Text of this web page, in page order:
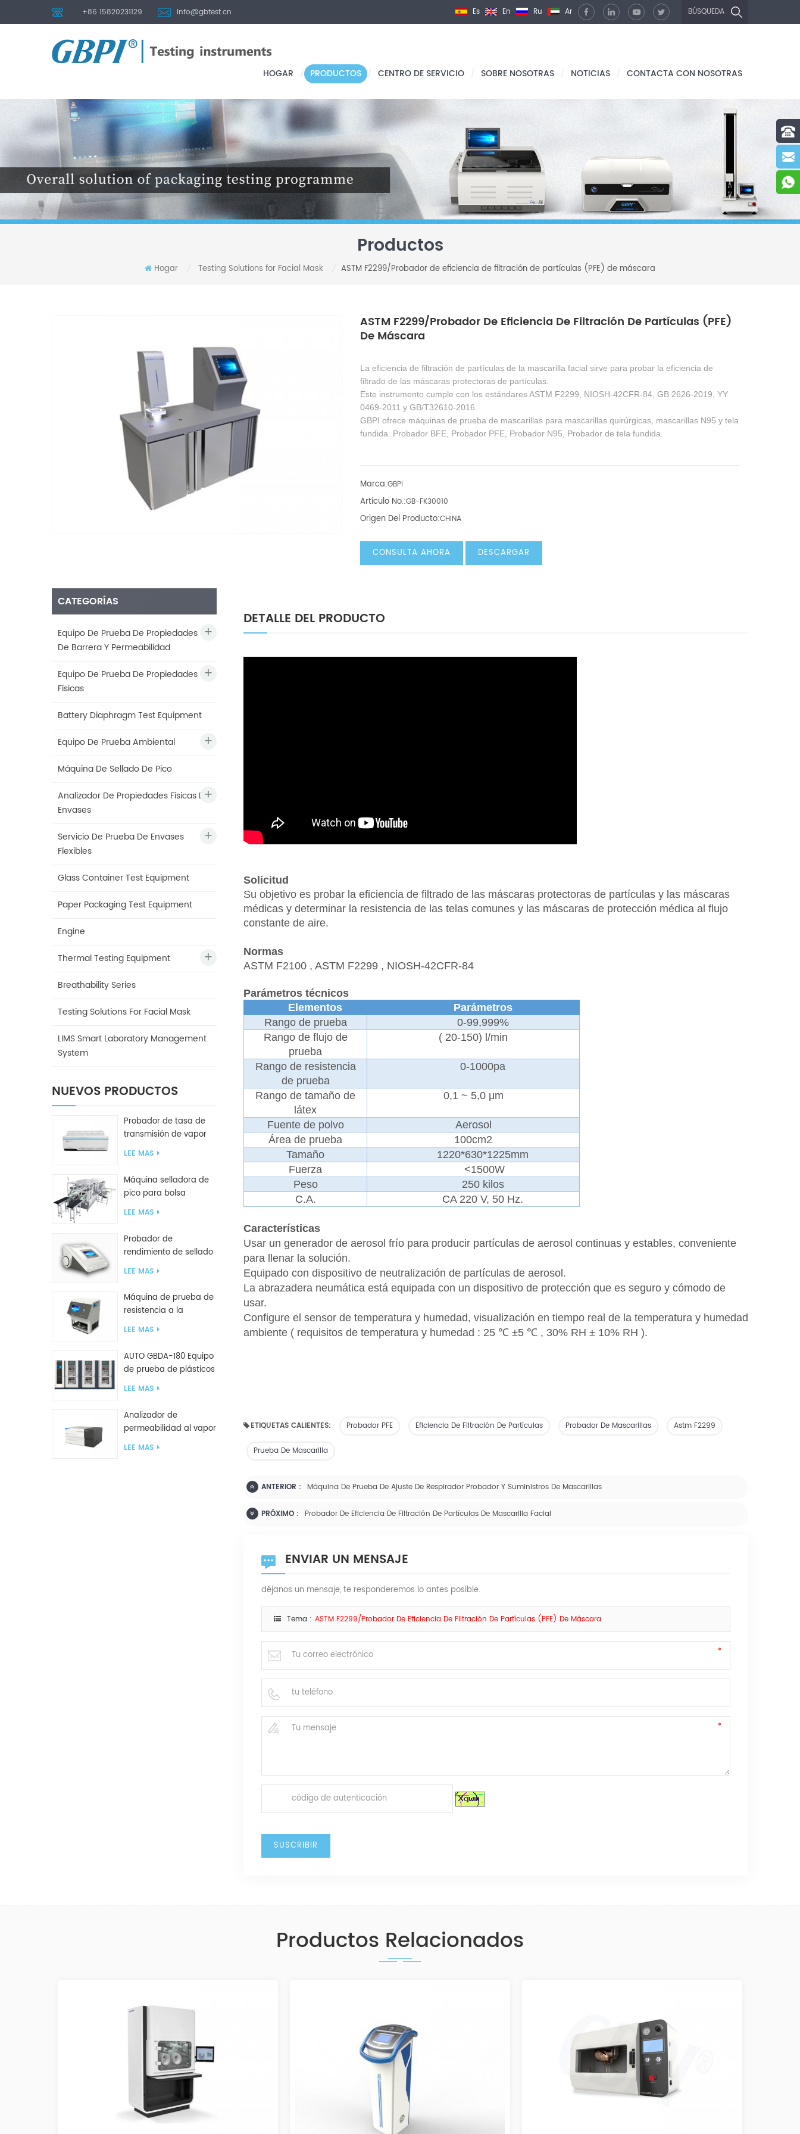
+86 15820231129 info@gbtest.cn BÚSQUEDA
Es En Ru Ar
HOGAR / PRODUCTOS / CENTRO DE SERVICIO / SOBRE NOSOTRAS / NOTICIAS / CONTACTA CON NOSOTRAS
Productos
Hogar Testing Solutions for Facial Mask ASTM F2299/Probador de eficiencia de filtración de partículas (PFE) de máscara
ASTM F2299/Probador De Eficiencia De Filtración De Partículas (PFE)
De Máscara
La eficiencia de filtración de partículas de la mascarilla facial sirve para probar la eficiencia de
filtrado de las máscaras protectoras de partículas.
Este instrumento cumple con los estándares ASTM F2299, NIOSH-42CFR-84, GB 2626-2019, YY
0469-2011 y GB/T32610-2016.
GBPI ofrece máquinas de prueba de mascarillas para mascarillas quirúrgicas, mascarillas N95 y tela
fundida. Probador BFE, Probador PFE, Probador N95, Probador de tela fundida.
Marca:GBPI
Artículo No.:GB-FK30010
Origen Del Producto:CHINA
CONSULTA AHORA DESCARGAR
CATEGORÍAS
Equipo De Prueba De Propiedades
De Barrera Y Permeabilidad
Equipo De Prueba De Propiedades
Físicas
Battery Diaphragm Test Equipment
Equipo De Prueba Ambiental
Máquina De Sellado De Pico
Analizador De Propiedades Físicas De
Envases
Servicio De Prueba De Envases
Flexibles
Glass Container Test Equipment
Paper Packaging Test Equipment
Engine
Thermal Testing Equipment
Breathability Series
Testing Solutions For Facial Mask
LIMS Smart Laboratory Management
System
NUEVOS PRODUCTOS
Probador de tasa de
transmisión de vapor
de agua W416 2.0
LEE MAS
Máquina selladora de
pico para bolsa
inclinada GF2600-X
LEE MAS
Probador de
rendimiento de sellado
inteligente GBPI
LEE MAS
Máquina de prueba de
resistencia a la
compresión GBN200G
LEE MAS
AUTO GBDA-180 Equipo
de prueba de plásticos
para degradación de
LEE MAS
Analizador de
permeabilidad al vapor
de agua W812 (método
LEE MAS
DETALLE DEL PRODUCTO
Solicitud
Su objetivo es probar la eficiencia de filtrado de las máscaras protectoras de partículas y las máscaras
médicas y determinar la resistencia de las telas comunes y las máscaras de protección médica al flujo
constante de aire.
Normas
ASTM F2100 , ASTM F2299 , NIOSH-42CFR-84
Parámetros técnicos
Elementos
Parámetros
Rango de prueba
0-99,999%
Rango de flujo de
prueba
( 20-150) l/min
Rango de resistencia
de prueba
0-1000pa
Rango de tamaño de
látex
0,1 ~ 5,0 μm
Fuente de polvo
Aerosol
Área de prueba
100cm2
Tamaño
1220*630*1225mm
Fuerza
<1500W
Peso
250 kilos
C.A.
CA 220 V, 50 Hz.
Características
Usar un generador de aerosol frío para producir partículas de aerosol continuas y estables, conveniente
para llenar la solución.
Equipado con dispositivo de neutralización de partículas de aerosol.
La abrazadera neumática está equipada con un dispositivo de protección que es seguro y cómodo de
usar.
Configure el sensor de temperatura y humedad, visualización en tiempo real de la temperatura y humedad
ambiente ( requisitos de temperatura y humedad : 25 ℃ ±5 ℃ , 30% RH ± 10% RH ).
ETIQUETAS CALIENTES: Probador PFE Eficiencia De Filtración De Partículas Probador De Mascarillas Astm F2299
Prueba De Mascarilla
ANTERIOR : Máquina De Prueba De Ajuste De Respirador Probador Y Suministros De Mascarillas
PRÓXIMO : Probador De Eficiencia De Filtración De Partículas De Mascarilla Facial
ENVIAR UN MENSAJE
déjanos un mensaje, te responderemos lo antes posible.
Tema : ASTM F2299/Probador De Eficiencia De Filtración De Partículas (PFE) De Máscara
Productos Relacionados